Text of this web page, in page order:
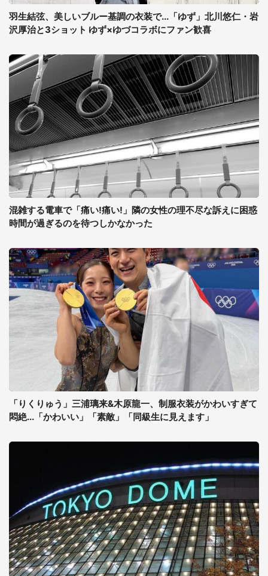
羽生結弦、美しいブルー基調の衣装で...「ゆず」北川悠仁・岩
沢厚治と3ショット ゆず×ゆづコラボにファン歓喜
混雑する電車で「痛い!痛い!」隣の女性の理不尽な訴えに困惑
時間が過ぎるのを待つしかなかった
「りくりゅう」三浦璃来&木原龍一、制服衣装がかわいすぎて
悶絶...「かわいい」「素敵」「同級生に見えます」